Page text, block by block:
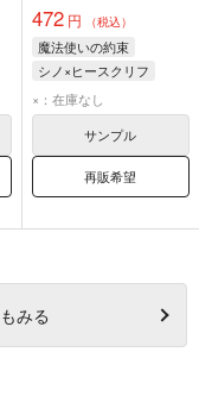
472円 （税込）
魔法使いの約束
シノ×ヒースクリフ
シノ
ヒースクリフ
×：在庫なし
サンプル
再販希望
みる